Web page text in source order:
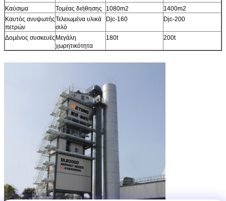
Καύσιμα Τομέας διήθησης 1080m2
1400m2
Καυτός ανυψωτής
πετρών
Τελειωμένα υλικά
σιλό
Djc-160 Djc-200
Δομένος συσκευές Μεγάλη
χωρητικότητα
180t 200t